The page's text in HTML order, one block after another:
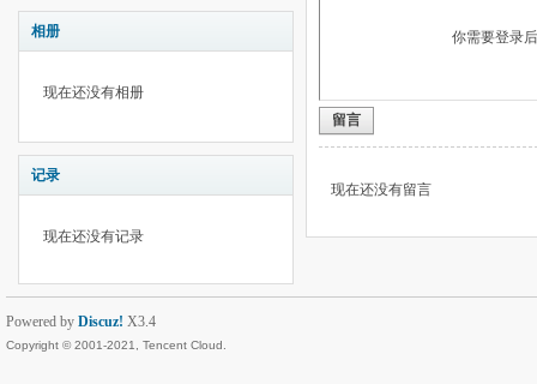
相册
现在还没有相册
记录
现在还没有记录
你需要登录
留言
现在还没有留言
Powered by Discuz! X3.4
Copyright © 2001-2021, Tencent Cloud.